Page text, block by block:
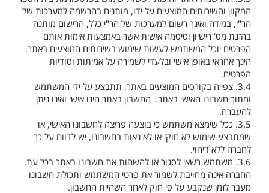
המקוון והשירותים המוצעים על ידו, מותנים בהרשמה למערכות של
הר"י, במידה ואינך רשום למערכות של הר"י כלל, הרישום מותנה
בהזנת מס' רישיון וסיסמה אישית אשר באמצעות אימות אותם
הפרטים יוכל המשתמש לעשות שימוש בשירותים המוצעים באתר.
הינך אחראי באופן אישי ובלעדי לשמירה על אמיתות וסודיות
הפרטים.
3.4. צפייה בקורסים המוצעים באתר, תתבצע על ידי המשתמש
ומתוך חשבונו האישי באתר. החשבון באתר הינו אישי ואינו ניתן
להעברה.
3.5. ככל שימצא משתמש כי בוצעה פריצה לחשבונו האישי, או
שמתבצע שימוש לא חוקי או לא נאות בחשבונו, יש לדווח על כך
לחברה ללא דיחוי.
3.6. משתמש רשאי לסגור או להשהות את חשבונו באתר בכל עת.
החברה אינה מחויבת לשמור את פרטי המשתמש ותכולת חשבונו
מעבר לזמן שנקבע על פי חוק לאחר השהיית החשבון.